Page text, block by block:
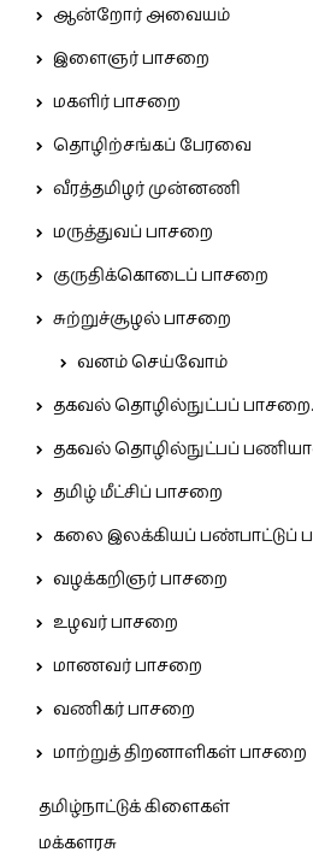
ஆன்றோர் அவையம்
இளைஞர் பாசறை
மகளிர் பாசறை
தொழிற்சங்கப் பேரவை
வீரத்தமிழர் முன்னணி
மருத்துவப் பாசறை
குருதிக்கொடைப் பாசறை
சுற்றுச்சூழல் பாசறை
வனம் செய்வோம்
தகவல் தொழில்நுட்பப் பாசறை.
தகவல் தொழில்நுட்பப்
தமிழ் மீட்சிப் பாசறை
கலை இலக்கியப் பண்பாட்டுப்
வழக்கறிஞர் பாசறை
உழவர் பாசறை
மாணவர் பாசறை
வணிகர் பாசறை
மாற்றுத் திறனாளிகள் பாசறை
தமிழ்நாட்டுக் கிளைகள்
மக்களரசு